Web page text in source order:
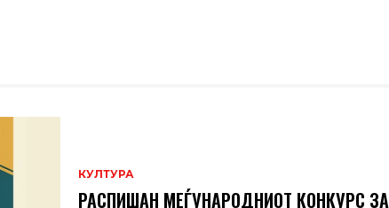
КУЛТУРА
РАСПИШАН МЕЃУНАРОДНИОТ КОНКУРС